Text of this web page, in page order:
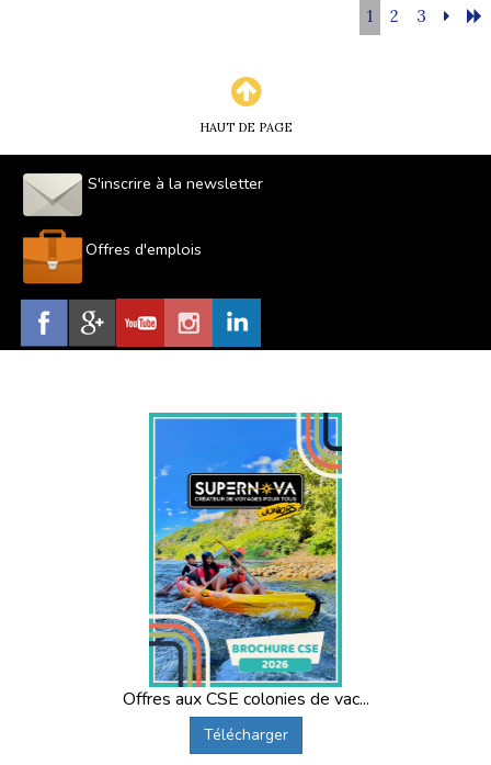
1 2 3
HAUT DE PAGE
S'inscrire à la newsletter
Offres d'emplois
Offres aux CSE colonies de vac...
Télécharger